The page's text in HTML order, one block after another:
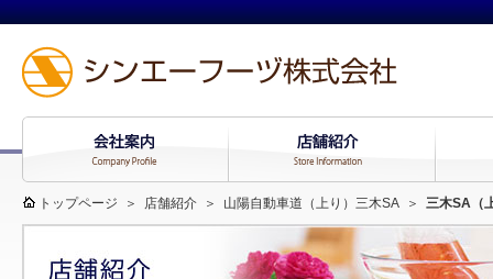
トップページ ＞ 店舗紹介 ＞ 山陽自動車道（上り）三木SA ＞ 三木SA（